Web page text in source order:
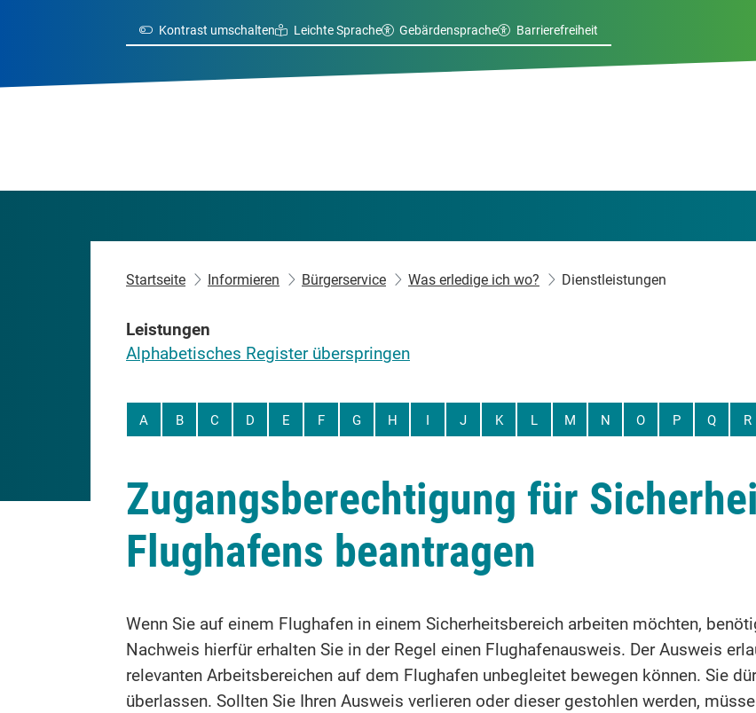
Kontrast umschalten Leichte Sprache Gebärdensprache Barrierefreiheit
Startseite Informieren Bürgerservice Was erledige ich wo? Dienstleistungen
Leistungen
Alphabetisches Register überspringen
A B C D E F G H I J K L M N O P Q R
Zugangsberechtigung für
Flughafens beantragen
Wenn Sie auf einem Flughafen in einem Sicherheitsbereich arbeiten möchten,
Nachweis hierfür erhalten Sie in der Regel einen Flughafenausweis. Der Ausweis
relevanten Arbeitsbereichen auf dem Flughafen unbegleitet bewegen können. Sie
überlassen. Sollten Sie Ihren Ausweis verlieren oder dieser gestohlen werden,